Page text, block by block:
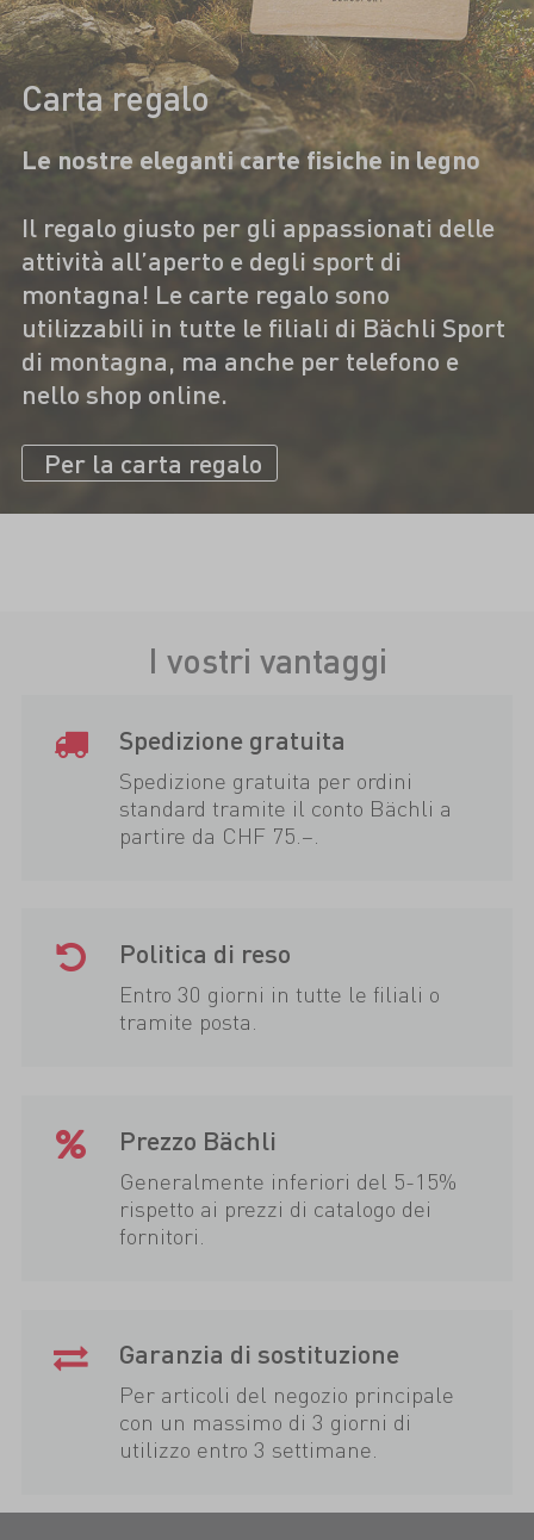
Carta regalo
Le nostre eleganti carte fisiche in legno
Il regalo giusto per gli appassionati delle
attività all’aperto e degli sport di
montagna! Le carte regalo sono
utilizzabili in tutte le filiali di Bächli Sport
di montagna, ma anche per telefono e
nello shop online.
Per la carta regalo
I vostri vantaggi
Spedizione gratuita
Spedizione gratuita per ordini
standard tramite il conto Bächli a
partire da CHF 75.–.
Politica di reso
Entro 30 giorni in tutte le filiali o
tramite posta.
Prezzo Bächli
Generalmente inferiori del 5-15%
rispetto ai prezzi di catalogo dei
fornitori.
Garanzia di sostituzione
Per articoli del negozio principale
con un massimo di 3 giorni di
utilizzo entro 3 settimane.